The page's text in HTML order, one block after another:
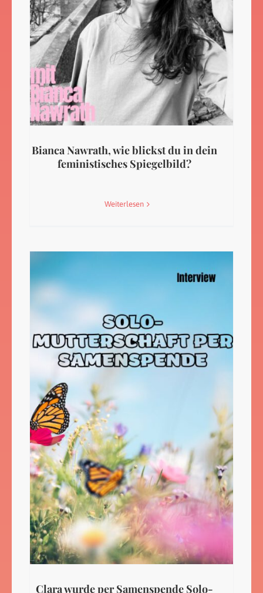
Bianca Nawrath, wie blickst du in dein
feministisches Spiegelbild?
Weiterlesen
Clara wurde per Samenspende Solo-